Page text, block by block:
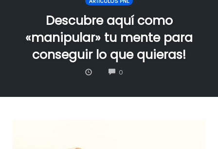
Descubre aquí como
«manipular» tu mente para
conseguir lo que quieras!
0COMMENTS